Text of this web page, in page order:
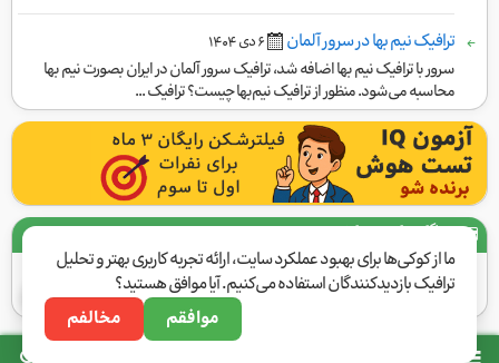
ما از کوکی‌ها برای بهبود عملکرد سایت، ارائه تجربه کاربری بهتر و تحلیل
ترافیک بازدیدکنندگان استفاده می‌کنیم. آیا موافق هستید؟
موافقم
مخالفم
ترافیک نیم بها در سرور آلمان ۶ دی ١۴۰۴
سرور با ترافیک نیم بها اضافه شد، ترافیک سرور آلمان در ایران بصورت نیم بها
محاسبه می‌شود. منظور از ترافیک نیم‌بها چیست؟ ترافیک ...
درگاه‌های پرداخت